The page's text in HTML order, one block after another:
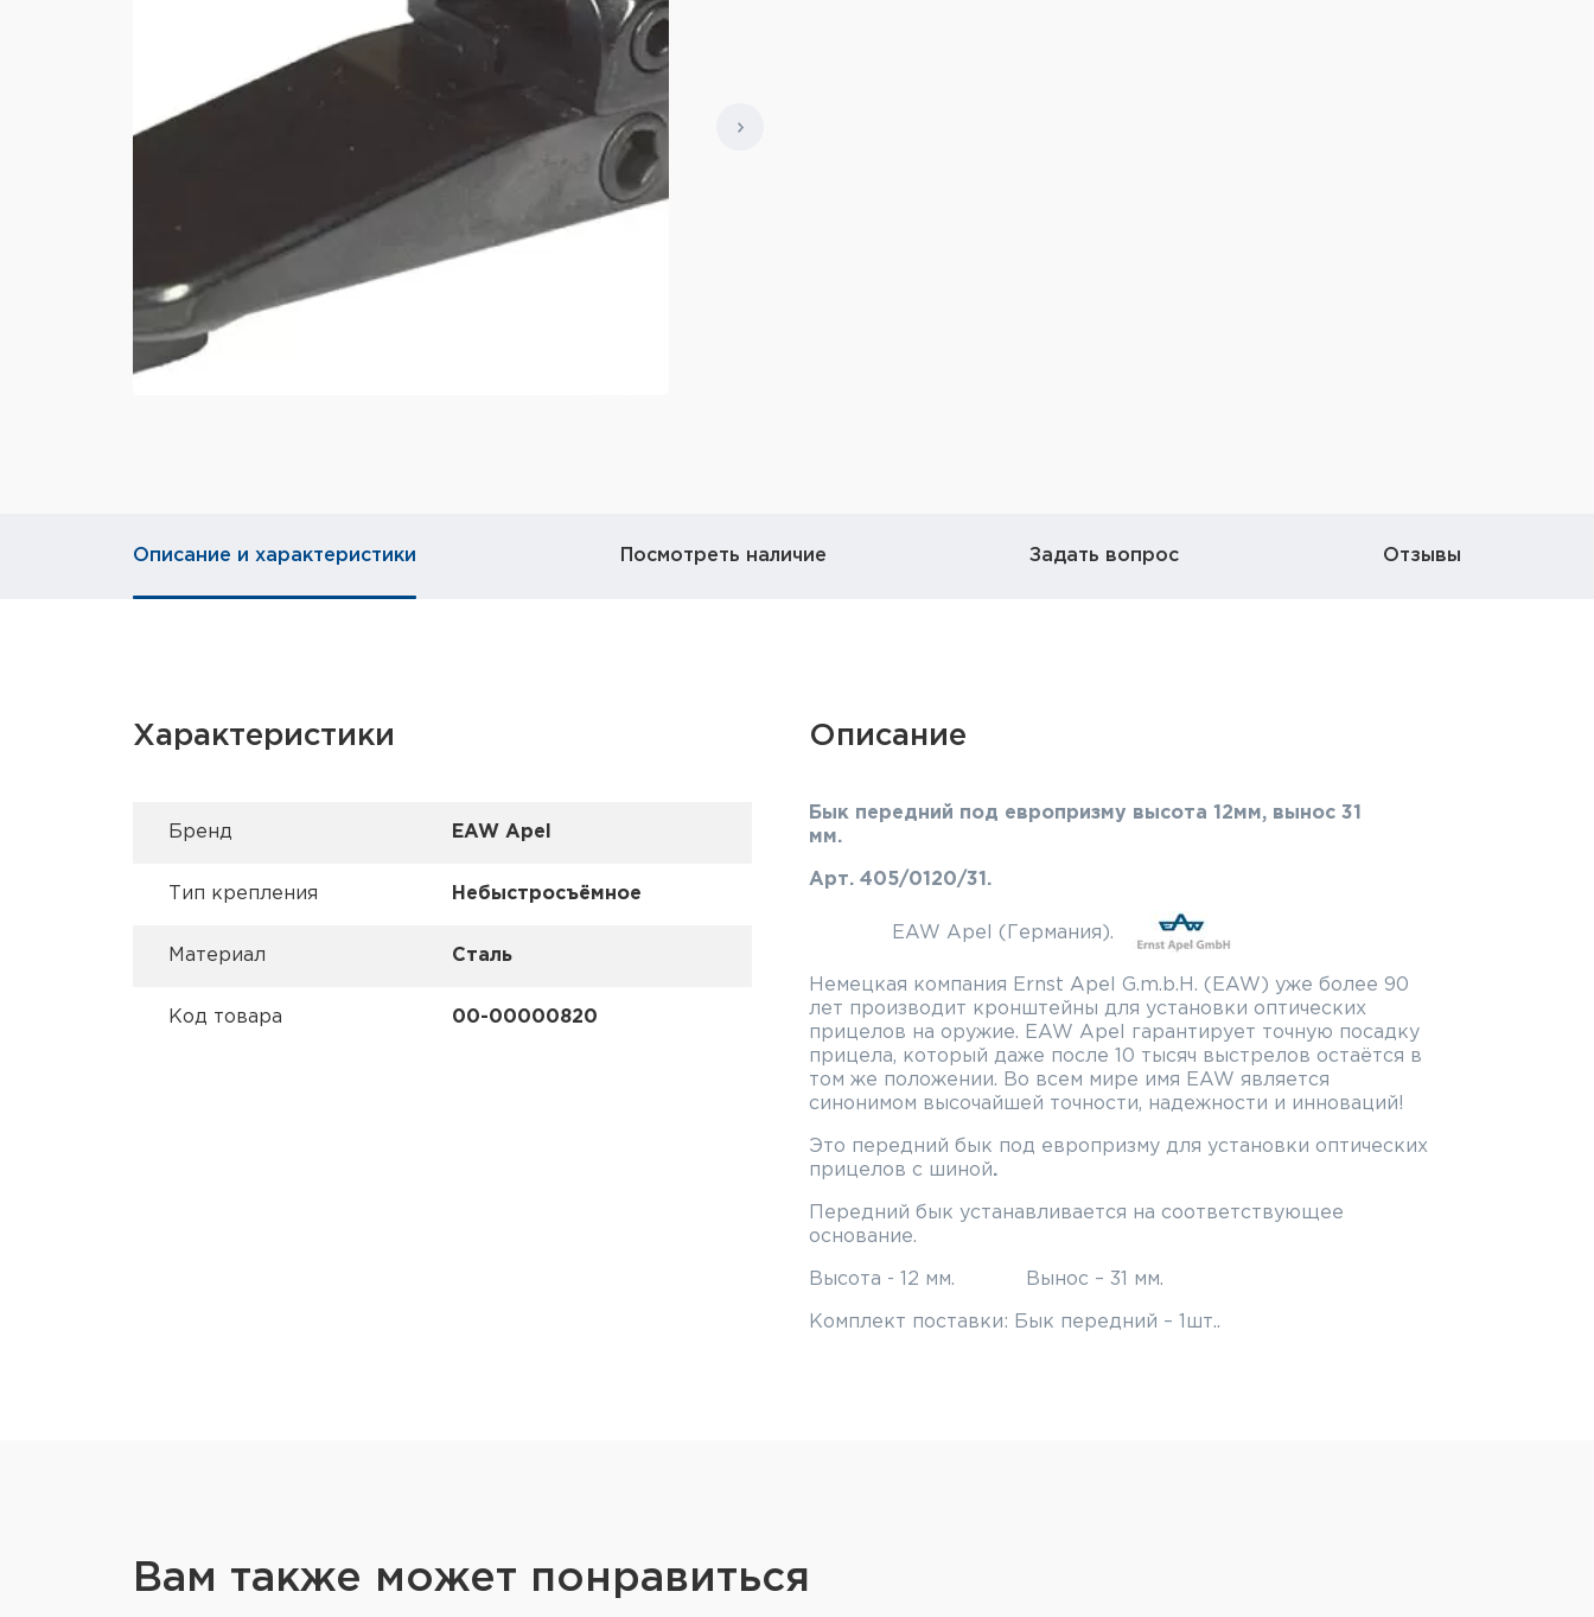
Описание и характеристики Посмотреть наличие Задать вопрос Отзывы
Характеристики
Брeнд EAW Apel
Тип крепления Небыстросъёмное
Материал Сталь
Код товара 00-00000820
Описание
Бык передний под европризму высота 12мм, вынос 31
мм.
Арт. 405/0120/31.
EAW Apel (Германия).
Немецкая компания Ernst Apel G.m.b.H. (EAW) уже более 90
лет производит кронштейны для установки оптических
прицелов на оружие. EAW Apel гарантирует точную посадку
прицела, который даже после 10 тысяч выстрелов остаётся в
том же положении. Во всем мире имя EAW является
синонимом высочайшей точности, надежности и инноваций!
Это передний бык под европризму для установки оптических
прицелов с шиной.
Передний бык устанавливается на соответствующее
основание.
Высота - 12 мм. Вынос – 31 мм.
Комплект поставки: Бык передний – 1шт..
Вам также может понравиться